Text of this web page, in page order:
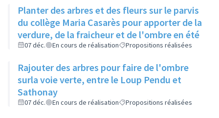
Planter des arbres et des fleurs sur le parvis
du collège Maria Casarès pour apporter de la
verdure, de la fraicheur et de l'ombre en été
07 déc. En cours de réalisation Propositions réalisées
Rajouter des arbres pour faire de l'ombre
surla voie verte, entre le Loup Pendu et
Sathonay
07 déc. En cours de réalisation Propositions réalisées